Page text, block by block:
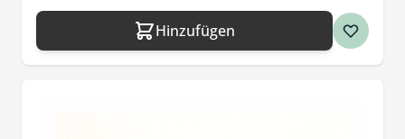
Hinzufügen